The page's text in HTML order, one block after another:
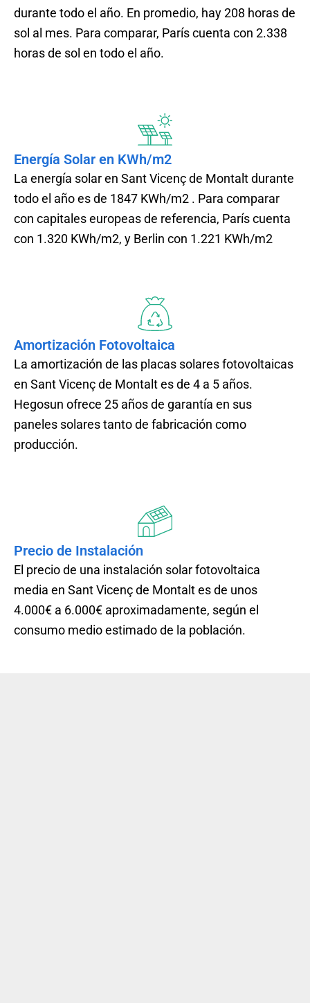
durante todo el año. En promedio, hay 208 horas de
sol al mes. Para comparar, París cuenta con 2.338
horas de sol en todo el año.
Energía Solar en KWh/m2
La energía solar en Sant Vicenç de Montalt durante
todo el año es de 1847 KWh/m2 . Para comparar
con capitales europeas de referencia, París cuenta
con 1.320 KWh/m2, y Berlin con 1.221 KWh/m2
Amortización Fotovoltaica
La amortización de las placas solares fotovoltaicas
en Sant Vicenç de Montalt es de 4 a 5 años.
Hegosun ofrece 25 años de garantía en sus
paneles solares tanto de fabricación como
producción.
Precio de Instalación
El precio de una instalación solar fotovoltaica
media en Sant Vicenç de Montalt es de unos
4.000€ a 6.000€ aproximadamente, según el
consumo medio estimado de la población.